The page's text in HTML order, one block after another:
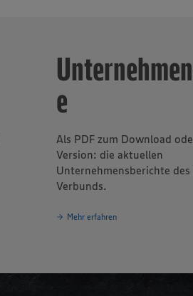
e
Als PDF zum Download
Version: die aktuellen
Unternehmensberichte des
Verbunds.
Mehr erfahren